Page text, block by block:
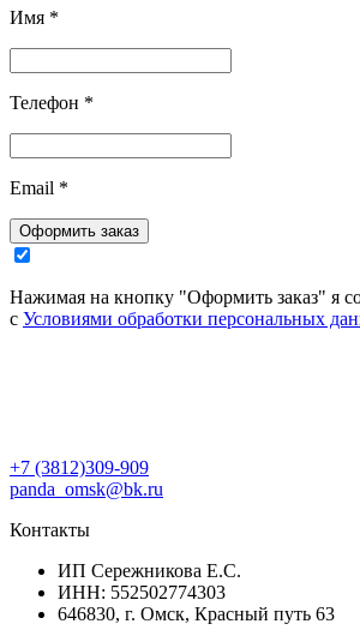
Имя *
Телефон *
Email *
Оформить заказ
Нажимая на кнопку "Оформить заказ" я
с Условиями обработки персональных
+7 (3812)309-909
panda_omsk@bk.ru
Контакты
ИП Сережникова Е.С.
ИНН: 552502774303
646830, г. Омск, Красный путь 63